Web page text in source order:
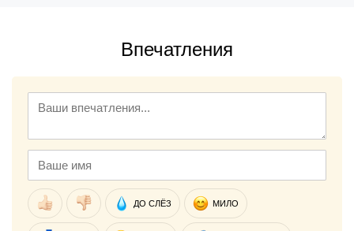
Впечатления
ДО СЛЁЗ МИЛО